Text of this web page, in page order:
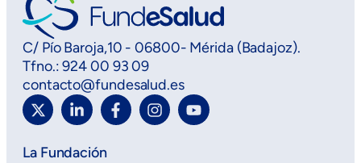
C/ Pío Baroja,10 - 06800- Mérida (Badajoz).
Tfno.: 924 00 93 09
contacto@fundesalud.es
La Fundación